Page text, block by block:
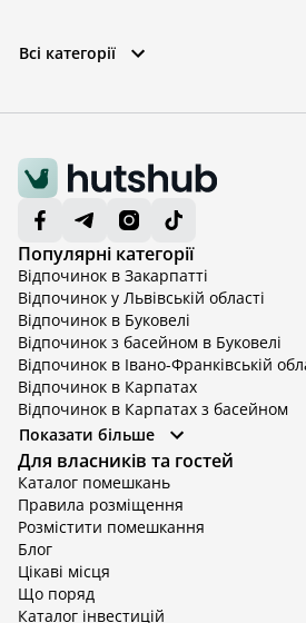
Всі категорії
Популярні категорії
Відпочинок в Закарпатті
Відпочинок у Львівській області
Відпочинок в Буковелі
Відпочинок з басейном в Буковелі
Відпочинок в Івано-Франківській
Відпочинок в Карпатах
Відпочинок в Карпатах з басейном
Відпочинок в Київській області
Відпочинок в Київській області з
Відпочинок в Тернопільській області
Відпочинок у Вінницькій області
Відпочинок в Яремче
Відпочинок у Львівській області з
Відпочинок з басейном в
Показати більше
Для власників та гостей
Каталог помешкань
Правила розміщення
Розмістити помешкання
Блог
Цікаві місця
Що поряд
Каталог інвестицій